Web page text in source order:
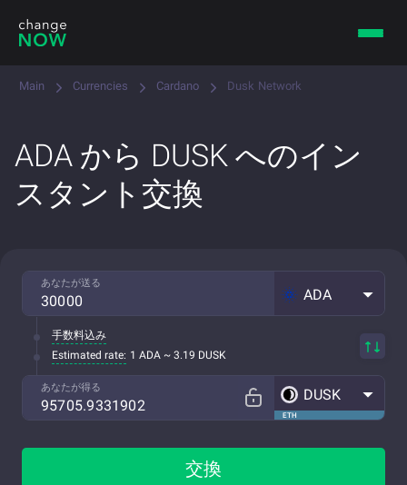
Main Currencies Cardano Dusk Network
ADA から DUSK へのイン
スタント交換
あなたが送る
ADA
手数料込み
Estimated rate: 1 ADA ~ 3.19 DUSK
あなたが得る
ETH
DUSK
交換